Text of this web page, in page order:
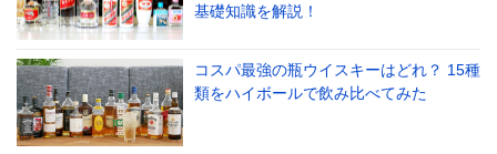
基礎知識を解説！
コスパ最強の瓶ウイスキーはどれ？ 15種
類をハイボールで飲み比べてみた